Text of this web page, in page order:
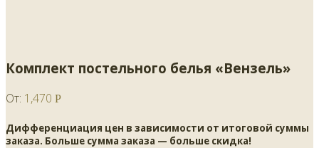
Комплект постельного белья «Вензель»
От: 1,470 Р
Дифференциация цен в зависимости от итоговой суммы
заказа. Больше сумма заказа — больше скидка!